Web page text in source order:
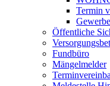
Termin
Öffentliche
Fundbüro
Mängelmelder